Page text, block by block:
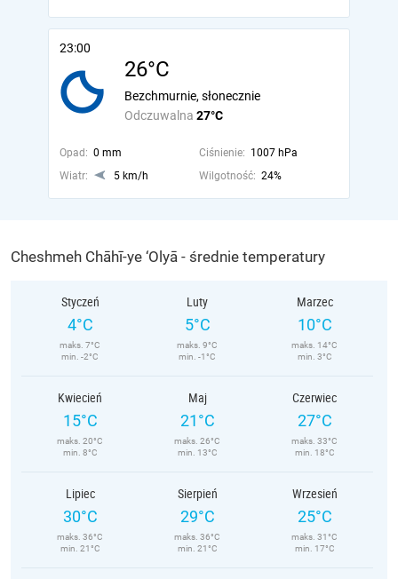
23:00
26°C
Odczuwalna 27°C
Bezchmurnie, słonecznie
Opad: 0 mm Ciśnienie: 1007 hPa
Wiatr:
5 km/h Wilgotność: 24%
Cheshmeh Chāhī-ye ‘Olyā - średnie temperatury
Styczeń
4°C
maks. 7°C
min. -2°C
Luty
5°C
maks. 9°C
min. -1°C
Marzec
10°C
maks. 14°C
min. 3°C
Kwiecień
15°C
maks. 20°C
min. 8°C
Maj
21°C
maks. 26°C
min. 13°C
Czerwiec
27°C
maks. 33°C
min. 18°C
Lipiec
30°C
maks. 36°C
min. 21°C
Sierpień
29°C
maks. 36°C
min. 21°C
Wrzesień
25°C
maks. 31°C
min. 17°C